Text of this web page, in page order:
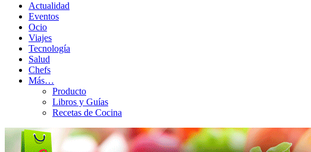
Actualidad
Eventos
Ocio
Viajes
Tecnología
Salud
Chefs
Más…
Producto
Libros y Guías
Recetas de Cocina